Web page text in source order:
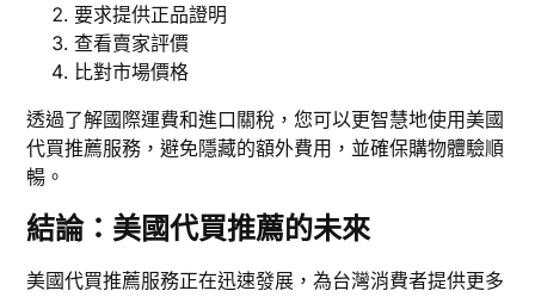
要求提供正品證明
查看賣家評價
比對市場價格
透過了解國際運費和進口關稅，您可以更智慧地使用美國
代買推薦服務，避免隱藏的額外費用，並確保購物體驗順
暢。
結論：美國代買推薦的未來
美國代買推薦服務正在迅速發展，為台灣消費者提供更多